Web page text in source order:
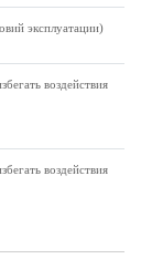
эксплуатации)
воздействия
воздействия